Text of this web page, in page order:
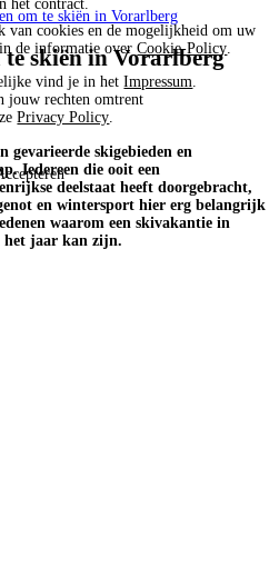
het contract.
van cookies en de mogelijkheid om uw
de informatie overCookie-Policy.
vind je in hetImpressum.
jouw rechten omtrent
Privacy Policy.
om te skiën in Vorarlberg
te skiën in Vorarlberg
skigebieden en
Iedereen die ooit een
deelstaat heeft doorgebracht,
en wintersport hier erg belangrijk
waarom een skivakantie in
het jaar kan zijn.